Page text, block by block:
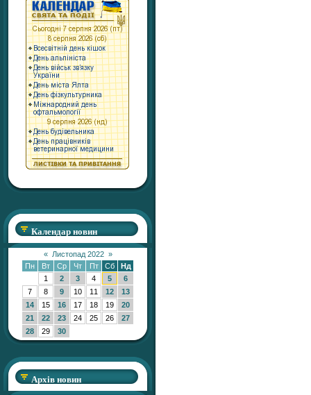
Календар новин
« Листопад 2022 »
Пн
Вт Ср Чт Пт Сб
Нд
1
2 3 4 5
6
7
8 9 10 11 12
13
14
15 16 17 18 19
20
21
22 23 24 25 26
27
28
29 30
Архів новин